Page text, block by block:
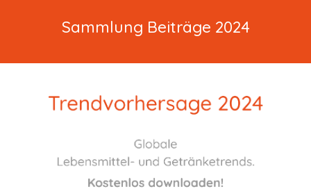
Sammlung Beiträge 2024